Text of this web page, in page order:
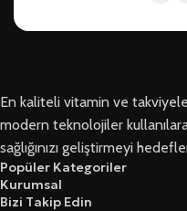
En kaliteli vitamin ve
modern teknolojiler
sağlığınızı geliştirmeyi
Popüler Kategoriler
Kurumsal
Bizi Takip Edin